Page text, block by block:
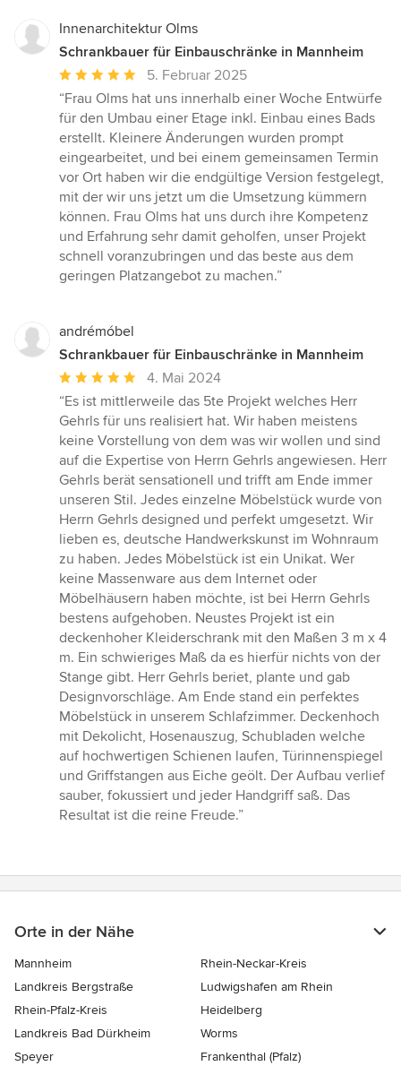
Innenarchitektur Olms
Schrankbauer für Einbauschränke in Mannheim
Durchschnittliche
Bewertung:
5
von
5
Sternen
5. Februar 2025
“Frau Olms hat uns innerhalb einer Woche Entwürfe
für den Umbau einer Etage inkl. Einbau eines Bads
erstellt. Kleinere Änderungen wurden prompt
eingearbeitet, und bei einem gemeinsamen Termin
vor Ort haben wir die endgültige Version festgelegt,
mit der wir uns jetzt um die Umsetzung kümmern
können. Frau Olms hat uns durch ihre Kompetenz
und Erfahrung sehr damit geholfen, unser Projekt
schnell voranzubringen und das beste aus dem
geringen Platzangebot zu machen.”
andrémóbel
Schrankbauer für Einbauschränke in Mannheim
Durchschnittliche
Bewertung:
5
von
5
Sternen
4. Mai 2024
“Es ist mittlerweile das 5te Projekt welches Herr
Gehrls für uns realisiert hat. Wir haben meistens
keine Vorstellung von dem was wir wollen und sind
auf die Expertise von Herrn Gehrls angewiesen. Herr
Gehrls berät sensationell und trifft am Ende immer
unseren Stil. Jedes einzelne Möbelstück wurde von
Herrn Gehrls designed und perfekt umgesetzt. Wir
lieben es, deutsche Handwerkskunst im Wohnraum
zu haben. Jedes Möbelstück ist ein Unikat. Wer
keine Massenware aus dem Internet oder
Möbelhäusern haben möchte, ist bei Herrn Gehrls
bestens aufgehoben. Neustes Projekt ist ein
deckenhoher Kleiderschrank mit den Maßen 3 m x 4
m. Ein schwieriges Maß da es hierfür nichts von der
Stange gibt. Herr Gehrls beriet, plante und gab
Designvorschläge. Am Ende stand ein perfektes
Möbelstück in unserem Schlafzimmer. Deckenhoch
mit Dekolicht, Hosenauszug, Schubladen welche
auf hochwertigen Schienen laufen, Türinnenspiegel
und Griffstangen aus Eiche geölt. Der Aufbau verlief
sauber, fokussiert und jeder Handgriff saß. Das
Resultat ist die reine Freude.”
Orte in der Nähe
Mannheim
Rhein-Neckar-Kreis
Landkreis Bergstraße
Ludwigshafen am Rhein
Rhein-Pfalz-Kreis
Heidelberg
Landkreis Bad Dürkheim
Worms
Speyer
Frankenthal (Pfalz)